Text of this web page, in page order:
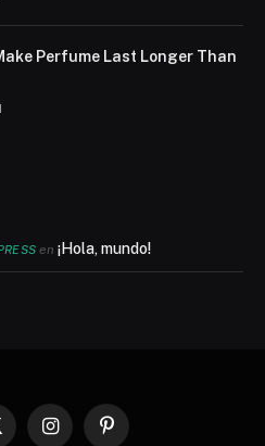
Perfume Last Longer Than
en¡Hola, mundo!
InstagramPinterest